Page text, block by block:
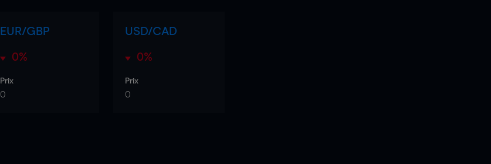
EUR/GBP
0%
Prix
0
USD/CAD
0%
Prix
0